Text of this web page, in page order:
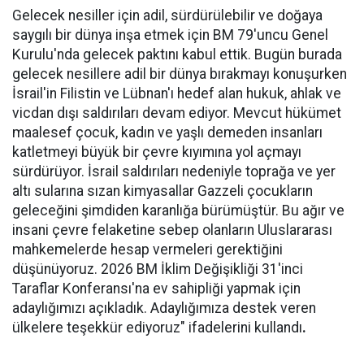
Gelecek nesiller için adil, sürdürülebilir ve doğaya
saygılı bir dünya inşa etmek için BM 79'uncu Genel
Kurulu'nda gelecek paktını kabul ettik. Bugün burada
gelecek nesillere adil bir dünya bırakmayı konuşurken
İsrail'in Filistin ve Lübnan'ı hedef alan hukuk, ahlak ve
vicdan dışı saldırıları devam ediyor. Mevcut hükümet
maalesef çocuk, kadın ve yaşlı demeden insanları
katletmeyi büyük bir çevre kıyımına yol açmayı
sürdürüyor. İsrail saldırıları nedeniyle toprağa ve yer
altı sularına sızan kimyasallar Gazzeli çocukların
geleceğini şimdiden karanlığa bürümüştür. Bu ağır ve
insani çevre felaketine sebep olanların Uluslararası
mahkemelerde hesap vermeleri gerektiğini
düşünüyoruz. 2026 BM İklim Değişikliği 31'inci
Taraflar Konferansı'na ev sahipliği yapmak için
adaylığımızı açıkladık. Adaylığımıza destek veren
ülkelere teşekkür ediyoruz" ifadelerini kullandı.